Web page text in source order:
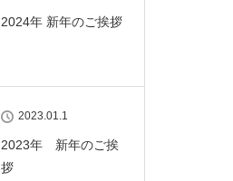
2024年 新年のご挨拶
2023.01.1
2023年 新年のご挨
拶